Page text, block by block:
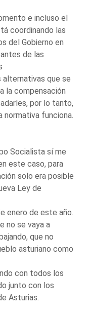
e incluso el
coordinando las
del Gobierno en
de las
alternativas que se
la compensación
por lo tanto,
normativa funciona.
Socialista sí me
este caso, para
solo era posible
Ley de
enero de este año.
no se vaya a
que no
asturiano como
con todos los
junto con los
Asturias.